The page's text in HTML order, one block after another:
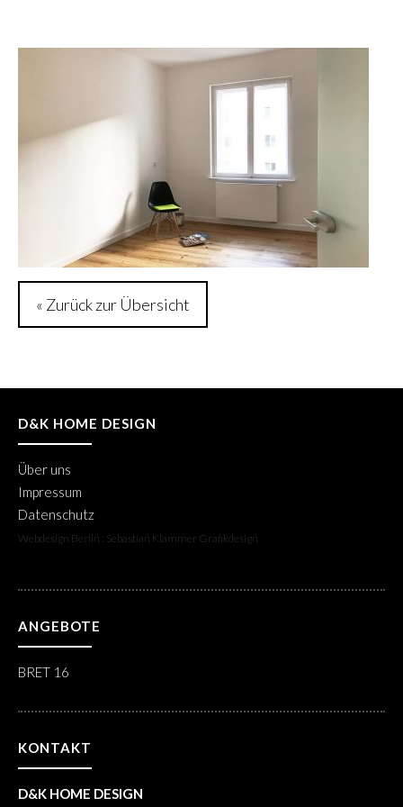
« Zurück zur Übersicht
D&K HOME DESIGN
Über uns
Impressum
Datenschutz
Webdesign Berlin : Sebastian Klammer Grafikdesign
ANGEBOTE
BRET 16
KONTAKT
D&K HOME DESIGN